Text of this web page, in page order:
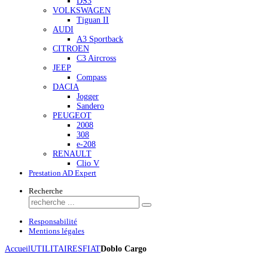
VOLKSWAGEN
Tiguan II
AUDI
A3 Sportback
CITROEN
C3 Aircross
JEEP
Compass
DACIA
Jogger
Sandero
PEUGEOT
2008
308
e-208
RENAULT
Clio V
Prestation AD Expert
Recherche
Responsabilité
Mentions légales
AccueilUTILITAIRESFIATDoblo Cargo